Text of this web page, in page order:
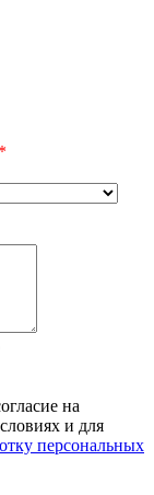
*
на
и для
персональных